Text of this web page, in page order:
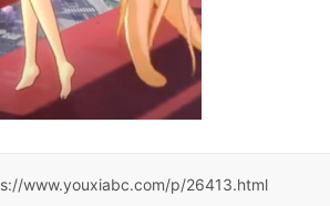
www.youxiabc.com/p/26413.html